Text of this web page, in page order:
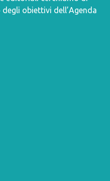
obiettivi dell’Agenda